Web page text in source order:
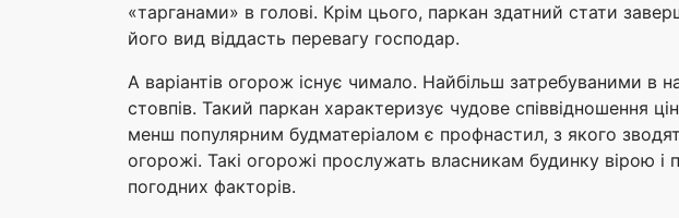
«тарганами» в голові. Крім цього, паркан здатний стати
його вид віддасть перевагу господар.
А варіантів огорож існує чимало. Найбільш затребуваними в
стовпів. Такий паркан характеризує чудове співвідношення
менш популярним будматеріалом є профнастил, з якого
огорожі. Такі огорожі прослужать власникам будинку вірою
погодних факторів.